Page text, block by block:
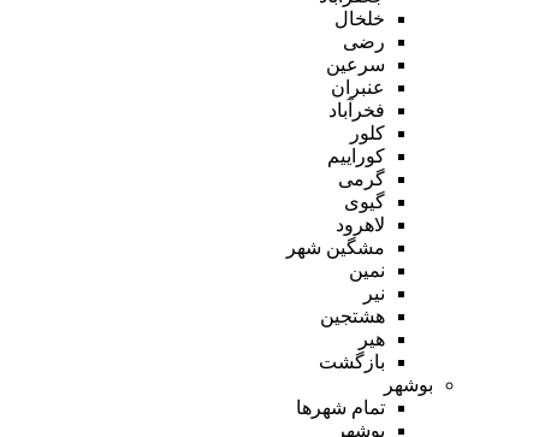
خلخال
رضی
سرعین
عنبران
فخرآباد
کلور
کوراییم
گرمی
گیوی
لاهرود
مشگین شهر
نمین
نیر
هشتجین
هیر
بازگشت
بوشهر
تمام شهر‌ها
بوشهر